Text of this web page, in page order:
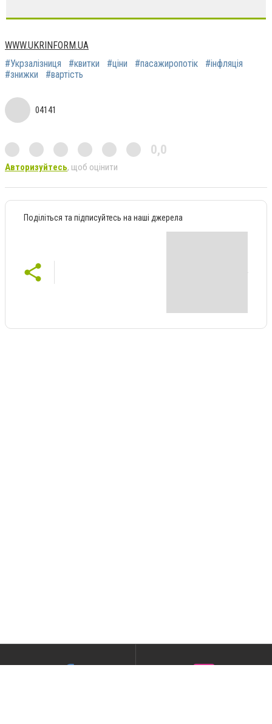
WWW.UKRINFORM.UA
#Укрзалізниця
#квитки #ціни #пасажиропотік
#інфляція
#знижки
#вартість
04141
0,0
Авторизуйтесь, щоб оцінити
Поділіться та підписуйтесь на наші джерела